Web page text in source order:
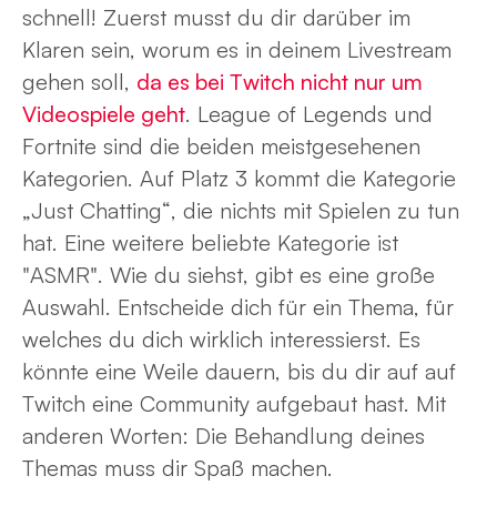
schnell! Zuerst musst du dir darüber im
Klaren sein, worum es in deinem Livestream
gehen soll, da es bei Twitch nicht nur um
Videospiele geht. League of Legends und
Fortnite sind die beiden meistgesehenen
Kategorien. Auf Platz 3 kommt die Kategorie
„Just Chatting“, die nichts mit Spielen zu tun
hat. Eine weitere beliebte Kategorie ist
"ASMR". Wie du siehst, gibt es eine große
Auswahl. Entscheide dich für ein Thema, für
welches du dich wirklich interessierst. Es
könnte eine Weile dauern, bis du dir auf auf
Twitch eine Community aufgebaut hast. Mit
anderen Worten: Die Behandlung deines
Themas muss dir Spaß machen.